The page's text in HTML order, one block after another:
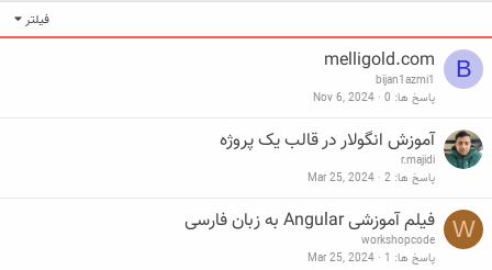
فیلتر
B
melligold.com
bijan1azmi1
پاسخ ها 0
Nov 6, 2024
آموزش انگولار در قالب یک پروژه
r.majidi
پاسخ ها 2
Mar 25, 2024
W فیلم آموزشی Angular به زبان فارسی
workshopcode
پاسخ ها 1
Mar 25, 2024